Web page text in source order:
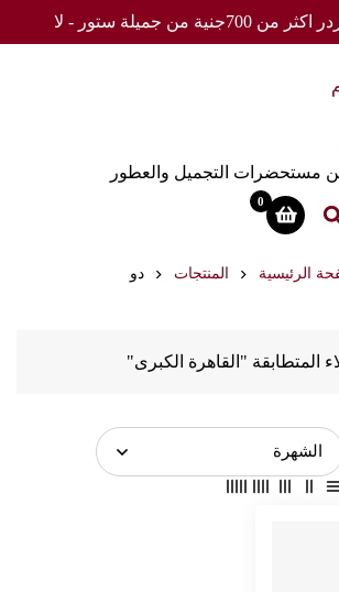
شحن مجاني لأى اوردر اكثر من 700جنية من جميلة ستور - لا
مستحضرات التجميل والعطور
0
الرئيسية المنتجات دو
المتطابقة "القاهرة الكبرى"